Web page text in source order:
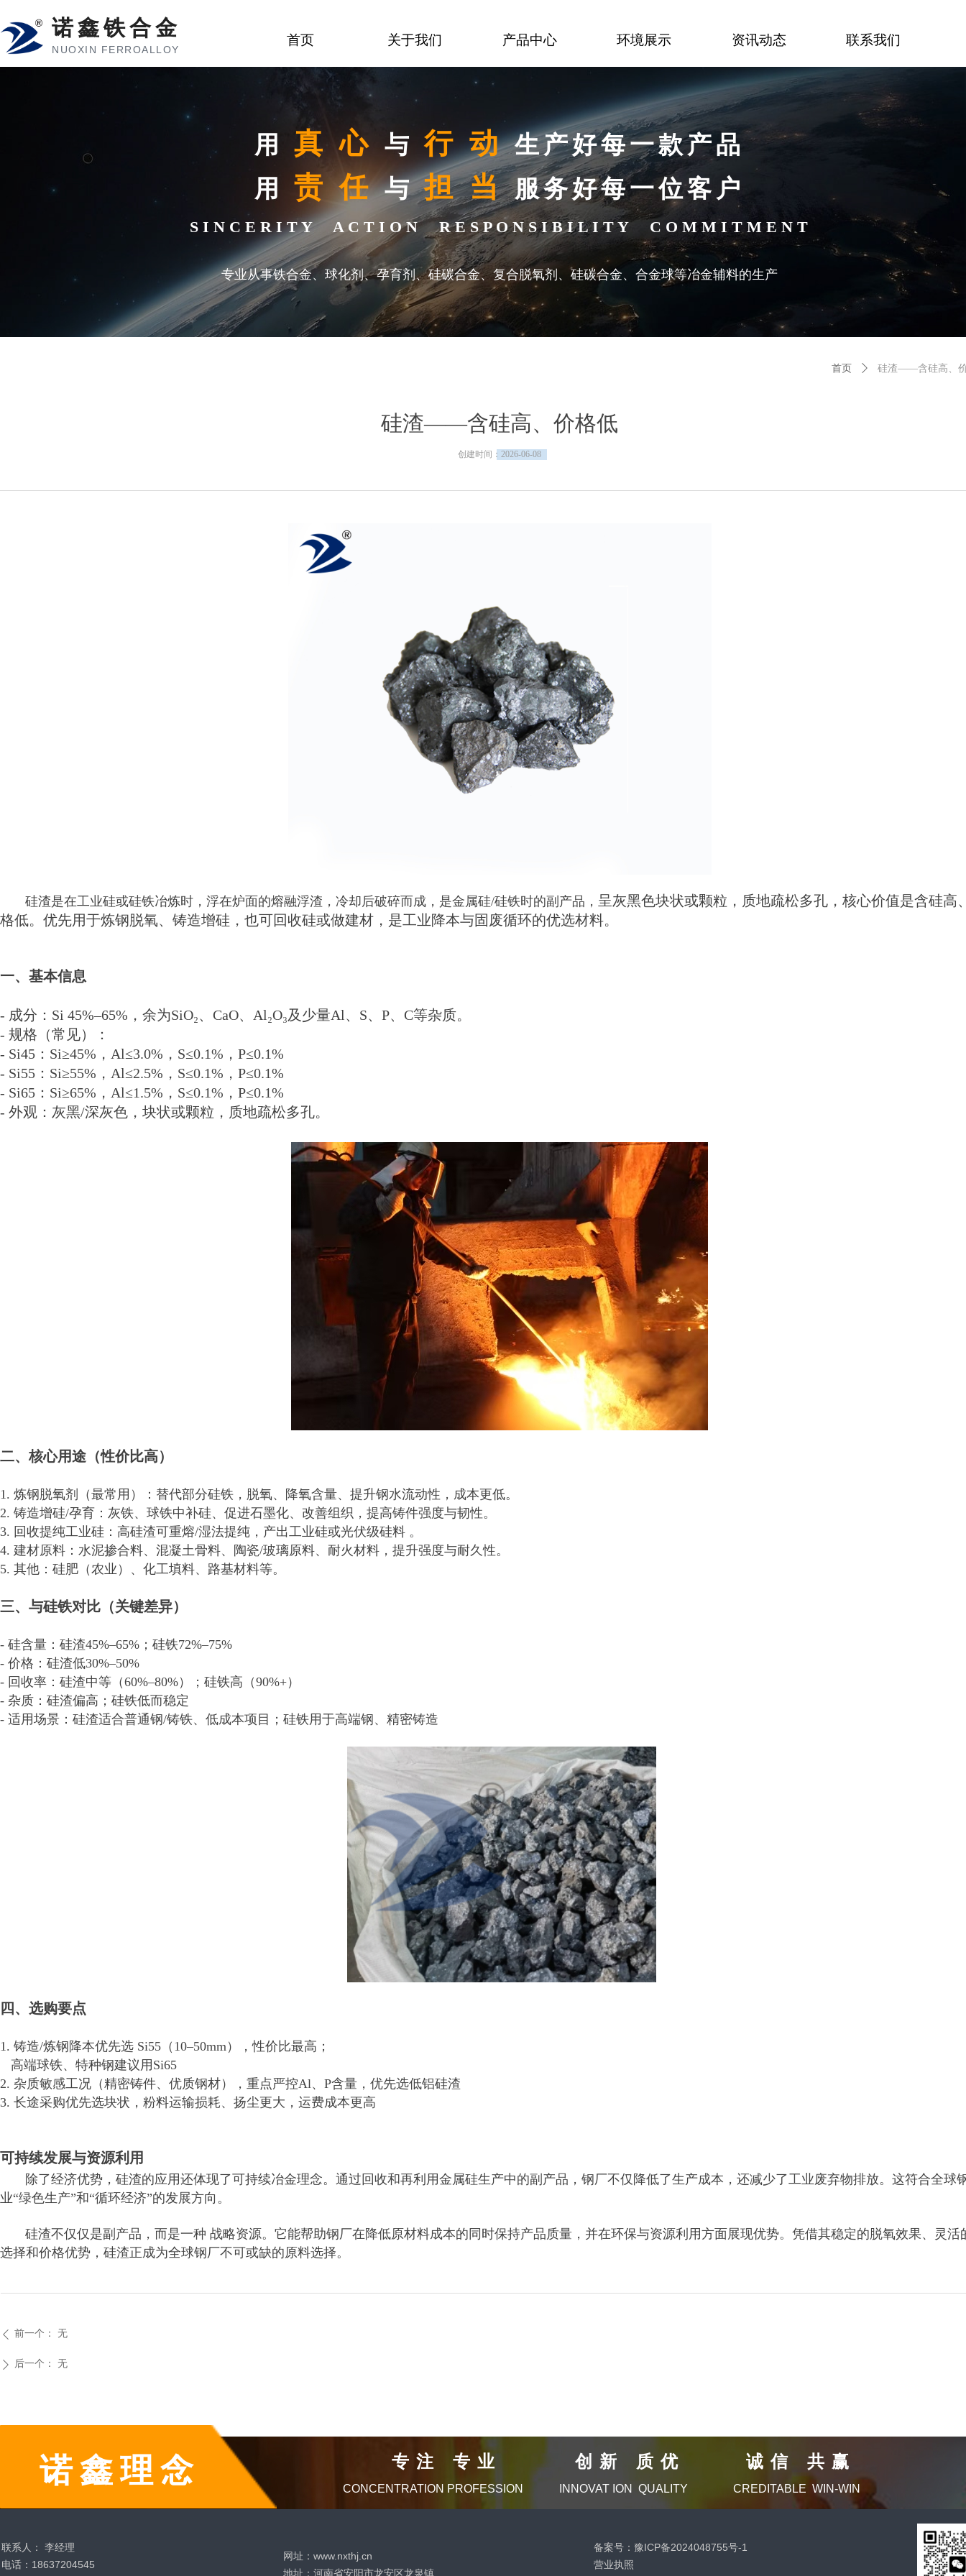
首页 关于我们 产品中心 环境展示 资讯动态 联系我们
诺鑫铁合金
NUOXIN FERROALLOY
硅渣——含硅高、价格低
硅渣是在工业硅或硅铁冶炼时，浮在炉面的熔融浮渣，冷却后破碎而成，是金属硅/硅铁时的副产品， 呈灰黑色块状或颗粒，质地疏松多孔，核心价值是含硅高
格低。优先用于炼钢脱氧、铸造增硅，也可回收硅或做建材，是工业降本与固废循环的优选材料。
一、基本信息
- 成分：Si 45%–65%，余为SiO₂、CaO、Al₂O₃及少量Al、S、P、C等杂质。
- 规格（常见）：
- Si45：Si≥45%，Al≤3.0%，S≤0.1%，P≤0.1%
- Si55：Si≥55%，Al≤2.5%，S≤0.1%，P≤0.1%
- Si65：Si≥65%，Al≤1.5%，S≤0.1%，P≤0.1%
- 外观：灰黑/深灰色，块状或颗粒，质地疏松多孔。
二、核心用途（性价比高）
1. 炼钢脱氧剂（最常用）：替代部分硅铁，脱氧、降氧含量、提升钢水流动性，成本更低。
2. 铸造增硅/孕育：灰铁、球铁中补硅、促进石墨化、改善组织，提高铸件强度与韧性。
3. 回收提纯工业硅：高硅渣可重熔/湿法提纯，产出工业硅或光伏级硅料 。
4. 建材原料：水泥掺合料、混凝土骨料、陶瓷/玻璃原料、耐火材料，提升强度与耐久性。
5. 其他：硅肥（农业）、化工填料、路基材料等。
三、与硅铁对比（关键差异）
- 硅含量：硅渣45%–65%；硅铁72%–75%
- 价格：硅渣低30%–50%
- 回收率：硅渣中等（60%–80%）；硅铁高（90%+）
- 杂质：硅渣偏高；硅铁低而稳定
- 适用场景：硅渣适合普通钢/铸铁、低成本项目；硅铁用于高端钢、精密铸造
四、选购要点
1. 铸造/炼钢降本优先选 Si55（10–50mm），性价比最高；
高端球铁、特种钢建议用Si65
2. 杂质敏感工况（精密铸件、优质钢材），重点严控Al、P含量，优先选低铝硅渣
3. 长途采购优先选块状，粉料运输损耗、扬尘更大，运费成本更高
可持续发展与资源利用
除了经济优势，硅渣的应用还体现了可持续冶金理念。通过回收和再利用金属硅生产中的副产品，钢厂不仅降低了生产成本，还减少了工业废弃物排放。这符合全球
业“绿色生产”和“循环经济”的发展方向。
硅渣不仅仅是副产品，而是一种 战略资源。它能帮助钢厂在降低原材料成本的同时保持产品质量，并在环保与资源利用方面展现优势。凭借其稳定的脱氧效果、灵活
选择和价格优势，硅渣正成为全球钢厂不可或缺的原料选择。
首页 ꄲ 硅渣——含硅高、
ꄴ 前一个： 无
ꄲ 后一个： 无
专业从事铁合金、球化剂、孕育剂、硅碳合金、复合脱氧剂、硅碳合金、合金球等冶金辅料的生产
用 真 心 与行 动生产好每一款产品
用 责 任与担 当服务好每一位客户
S I N C E R I T Y A C T I O N R E S P O N S I B I L I T Y C O M M I T M E N T
创建时间： 2026-06-08
专注 专业 创新 质优 诚信 共赢
诺鑫理念 CONCENTRATION PROFESSION INNOVAT ION QUALITY CREDITABLE WIN-WIN
联系人： 李经理
电话：18637204545
备案号： 豫ICP备2024048755号-1
营业执照
网址：www.nxthj.cn
地址：河南省安阳市龙安区龙泉镇